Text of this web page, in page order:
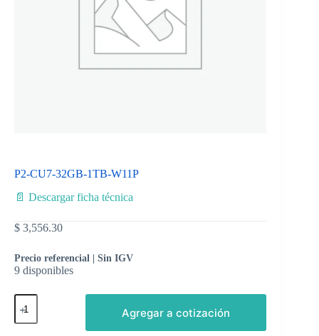
P2-CU7-32GB-1TB-W11P
📄 Descargar ficha técnica
$ 3,556.30
Precio referencial | Sin IGV
9 disponibles
Agregar a cotización